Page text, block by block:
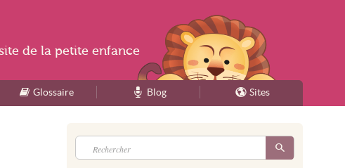
Glossaire Blog Sites
de la petite enfance